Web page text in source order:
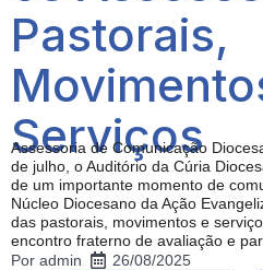
Pastorais,
Serviços
Assessoria de Comunicação
de julho, o Auditório da Cúria
de um importante momento de
Núcleo Diocesano da Ação
das pastorais, movimentos e
encontro fraterno de avaliação e
Por admin 26/08/2025